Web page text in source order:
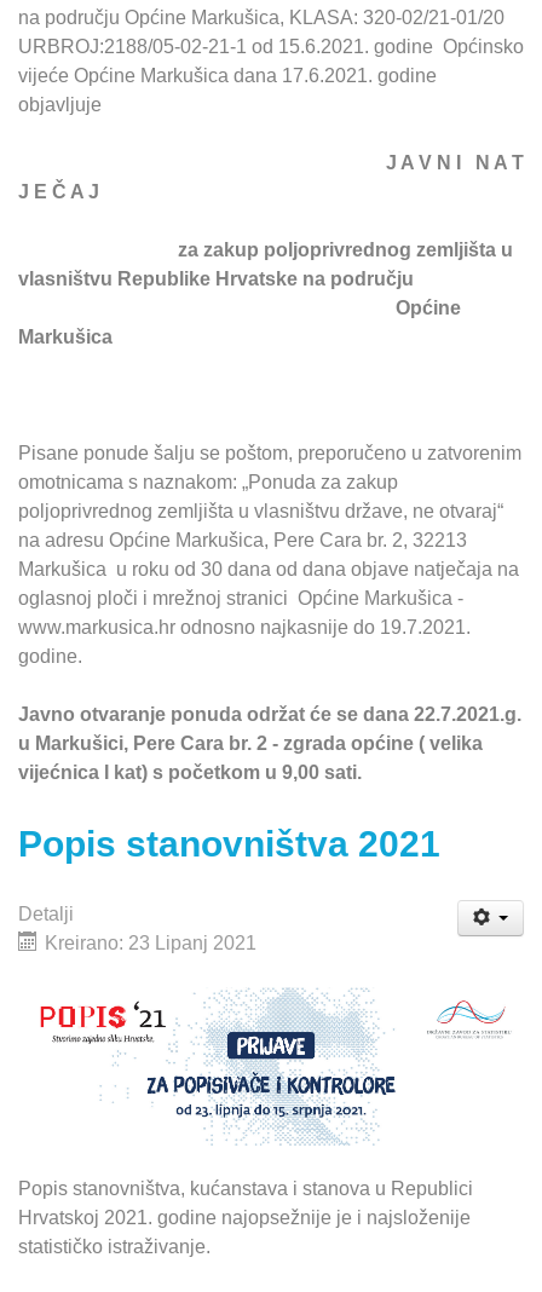
na području Općine Markušica, KLASA: 320-02/21-01/20
URBROJ:2188/05-02-21-1 od 15.6.2021. godine Općinsko
vijeće Općine Markušica dana 17.6.2021. godine
objavljuje
J A V N I N A T
J E Č A J
za zakup poljoprivrednog zemljišta u
vlasništvu Republike Hrvatske na području
Općine
Markušica
Pisane ponude šalju se poštom, preporučeno u zatvorenim
omotnicama s naznakom: „Ponuda za zakup
poljoprivrednog zemljišta u vlasništvu države, ne otvaraj“
na adresu Općine Markušica, Pere Cara br. 2, 32213
Markušica u roku od 30 dana od dana objave natječaja na
oglasnoj ploči i mrežnoj stranici Općine Markušica -
www.markusica.hr odnosno najkasnije do 19.7.2021.
godine.
Javno otvaranje ponuda održat će se dana 22.7.2021.g.
u Markušici, Pere Cara br. 2 - zgrada općine ( velika
vijećnica I kat) s početkom u 9,00 sati.
Popis stanovništva 2021
Detalji
Kreirano: 23 Lipanj 2021
Popis stanovništva, kućanstava i stanova u Republici
Hrvatskoj 2021. godine najopsežnije je i najsloženije
statističko istraživanje.